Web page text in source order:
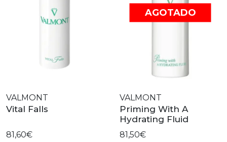
VALMONT
Vital Falls
81,60€
AGOTADO
VALMONT
Priming With A
Hydrating Fluid
81,50€